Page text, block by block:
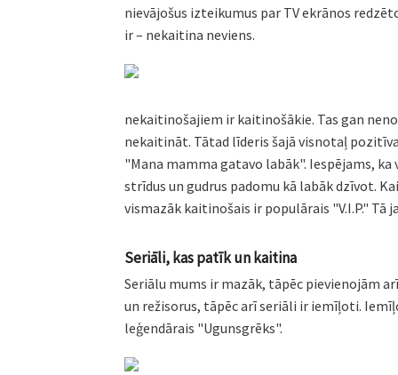
nievājošus izteikumus par TV ekrānos
ir – nekaitina neviens.
nekaitinošajiem ir kaitinošākie. Tas gan
nekaitināt. Tātad līderis šajā visnotaļ
"Mana mamma gatavo labāk". Iespējams,
strīdus un gudrus padomu kā labāk dzīvot.
vismazāk kaitinošais ir populārais "V.I.P."
Seriāli, kas patīk un kaitina
Seriālu mums ir mazāk, tāpēc pievienojām
un režisorus, tāpēc arī seriāli ir iemīļoti.
leģendārais "Ugunsgrēks".